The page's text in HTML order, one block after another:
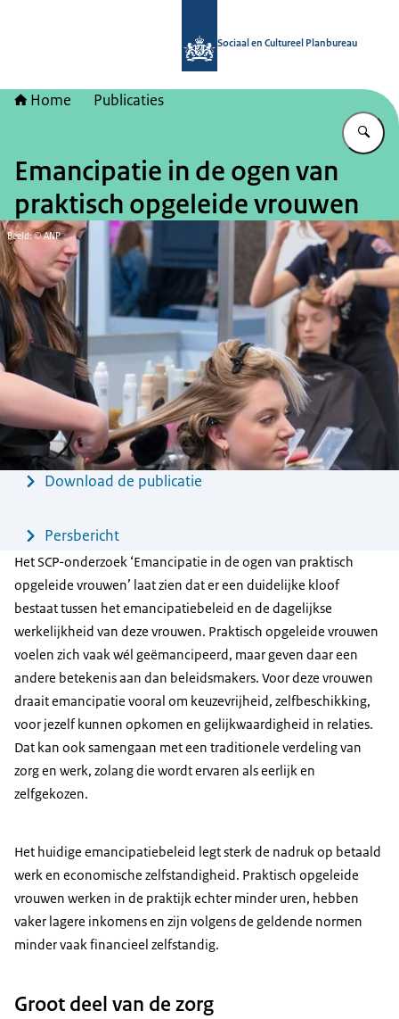
Sociaal en Cultureel Planbureau
Home Publicaties
Emancipatie in de ogen van
praktisch opgeleide vrouwen
Beeld: © ANP
MenuDownload de publicatie
Persbericht
Het SCP-onderzoek ‘Emancipatie in de ogen van praktisch
opgeleide vrouwen’ laat zien dat er een duidelijke kloof
bestaat tussen het emancipatiebeleid en de dagelijkse
werkelijkheid van deze vrouwen. Praktisch opgeleide vrouwen
voelen zich vaak wél geëmancipeerd, maar geven daar een
andere betekenis aan dan beleidsmakers. Voor deze vrouwen
draait emancipatie vooral om keuzevrijheid, zelfbeschikking,
voor jezelf kunnen opkomen en gelijkwaardigheid in relaties.
Dat kan ook samengaan met een traditionele verdeling van
zorg en werk, zolang die wordt ervaren als eerlijk en
zelfgekozen.
Het huidige emancipatiebeleid legt sterk de nadruk op betaald
werk en economische zelfstandigheid. Praktisch opgeleide
vrouwen werken in de praktijk echter minder uren, hebben
vaker lagere inkomens en zijn volgens de geldende normen
minder vaak financieel zelfstandig.
Groot deel van de zorg